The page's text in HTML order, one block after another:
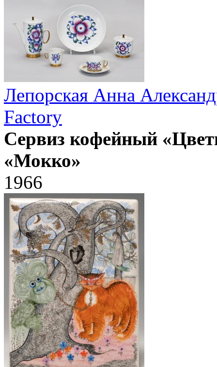
Лепорская Анна
Factory
Сервиз кофейный
«Мокко»
1966